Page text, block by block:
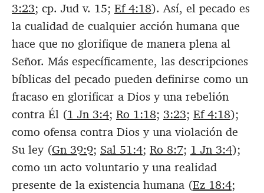
3:23; cp. Jud v. 15; Ef 4:18). Así, el pecado es
la cualidad de cualquier acción humana que
hace que no glorifique de manera plena al
Señor. Más específicamente, las descripciones
bíblicas del pecado pueden definirse como un
fracaso en glorificar a Dios y una rebelión
contra Él (1 Jn 3:4; Ro 1:18; 3:23; Ef 4:18);
como ofensa contra Dios y una violación de
Su ley (Gn 39:9; Sal 51:4; Ro 8:7; 1 Jn 3:4);
como un acto voluntario y una realidad
presente de la existencia humana (Ez 18:4;